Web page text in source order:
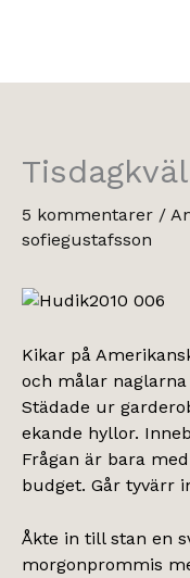
5 kommentarer /
sofiegustafsson
Kikar på
och målar
Städade ur
ekande hyllor.
Frågan är bara
budget. Går tyvärr
Åkte in till stan en
morgonprommis